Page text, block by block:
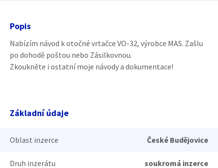
Popis
Nabízím návod k otočné vrtačce VO-32, výrobce MAS. Zašlu
po dohodě poštou nebo Zásilkovnou.
Zkoukněte i ostatní moje návody a dokumentace!
Základní údaje
Oblast inzerce České Budějovice
Druh inzerátu soukromá inzerce